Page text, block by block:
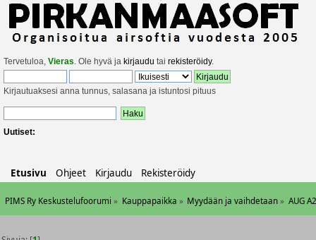
Tervetuloa, Vieras. Ole hyvä ja kirjaudu tai rekisteröidy.
Kirjautuaksesi anna tunnus, salasana ja istuntosi pituus
Uutiset:
Etusivu Ohjeet Kirjaudu Rekisteröidy
PIMS Ry Keskustelufoorumi » Kauppapaikka » Myydään ja vaihdetaan » AUG